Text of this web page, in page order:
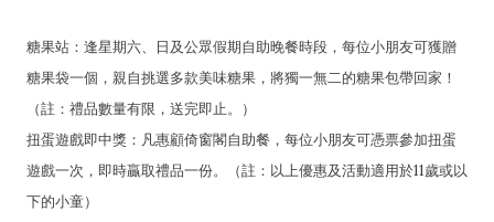
糖果站：逢星期六、日及公眾假期自助晚餐時段，每位小朋友可獲贈
糖果袋一個，親自挑選多款美味糖果，將獨一無二的糖果包帶回家！
（註：禮品數量有限，送完即止。）
扭蛋遊戲即中獎：凡惠顧倚窗閣自助餐，每位小朋友可憑票參加扭蛋
遊戲一次，即時贏取禮品一份。（註：以上優惠及活動適用於11歲或以
下的小童）